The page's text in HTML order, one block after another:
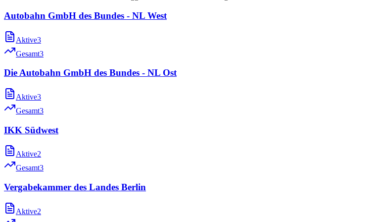
Autobahn GmbH des Bundes - NL West
Aktive3
Gesamt3
Die Autobahn GmbH des Bundes - NL Ost
Aktive3
Gesamt3
IKK Südwest
Aktive2
Gesamt3
Vergabekammer des Landes Berlin
Aktive2